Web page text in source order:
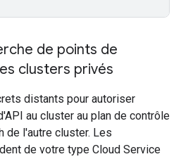
de points de
clusters privés
distants pour autoriser
au cluster au plan de contrôle
de l'autre cluster. Les
de votre type Cloud Service